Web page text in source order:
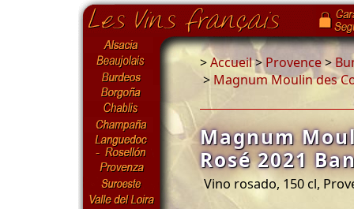
>Accueil>Provence>
> Magnum Moulin des
Magnum
Rosé 2021
Vino rosado, 150 cl,